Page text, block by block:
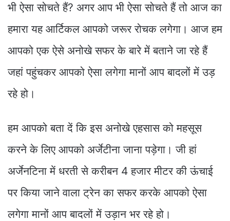
भी ऐसा सोचते हैं? अगर आप भी ऐसा सोचते हैं तो आज का
हमारा यह आर्टिकल आपको जरूर रोचक लगेगा। आज हम
आपको एक ऐसे अनोखे सफर के बारे में बताने जा रहे हैं
जहां पहुंचकर आपको ऐसा लगेगा मानों आप बादलों में उड़
रहे हो।
हम आपको बता दें कि इस अनोखे एहसास को महसूस
करने के लिए आपको अर्जेटीना जाना पड़ेगा। जी हां
अर्जेनटिना में धरती से करीबन 4 हजार मीटर की ऊंचाई
पर किया जाने वाला ट्रेन का सफर करके आपको ऐसा
लगेगा मानों आप बादलों में उड़ान भर रहे हो।